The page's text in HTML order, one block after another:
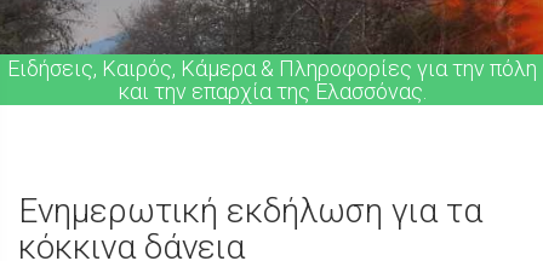
Ειδήσεις, Καιρός, Κάμερα & Πληροφορίες για την πόλη
και την επαρχία της Ελασσόνας.
Ενημερωτική εκδήλωση για τα
κόκκινα δάνεια